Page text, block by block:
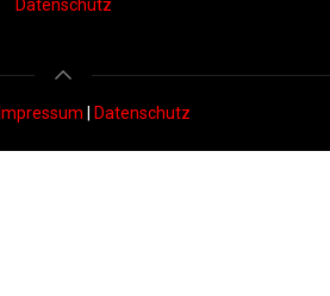
Datenschutz
Impressum Datenschutz